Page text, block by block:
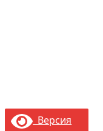
Версия